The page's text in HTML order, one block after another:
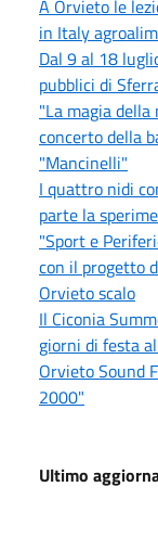
A Orvieto le
in Italy
Dal 9 al 18
pubblici di
"La magia della
concerto della
"Mancinelli"
I quattro nidi
parte la
"Sport e
con il progetto
Orvieto scalo
Il Ciconia
giorni di festa
Orvieto Sound
2000"
Ultimo